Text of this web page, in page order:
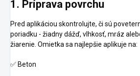
1. Príprava povrchu
Pred aplikáciou skontrolujte, či sú
poriadku - žiadny dážď, vlhkosť, mráz
žiarenie. Omietka sa najlepšie aplikuje na:
✅ Beton